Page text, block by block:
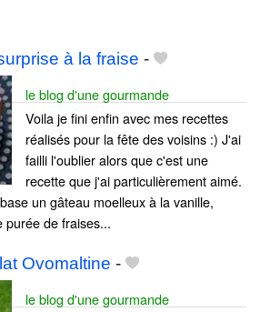
à la fraise -
le blog d'une gourmande
Voila je fini enfin avec mes recettes
réalisés pour la fête des voisins :) J'ai
failli l'oublier alors que c'est une
recette que j'ai particulièrement aimé.
un gâteau moelleux à la vanille,
purée de fraises...
Ovomaltine -
le blog d'une gourmande